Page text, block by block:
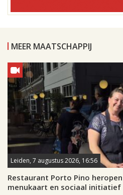
MEER MAATSCHAPPIJ
Leiden, 7 augustus 2026, 16:56
Restaurant Porto Pino
menukaart en sociaal initiatief